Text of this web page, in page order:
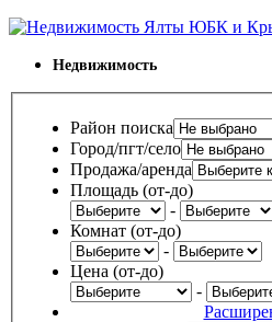
Недвижимость
Район поиска
Город/пгт/село
Продажа/аренда
Площадь (от-до)
-
Комнат (от-до)
-
Цена (от-до)
-